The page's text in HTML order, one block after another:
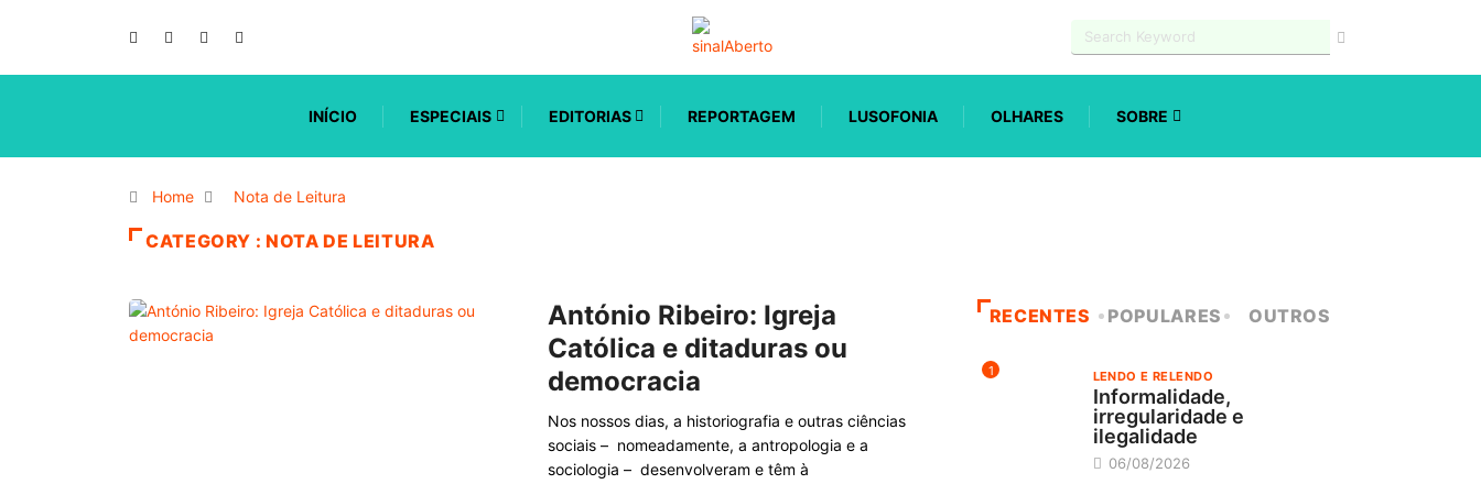
INÍCIO ESPECIAIS EDITORIAS REPORTAGEM LUSOFONIA OLHARES SOBRE
Home Nota de Leitura
CATEGORY : NOTA DE LEITURA
António Ribeiro: Igreja
Católica e ditaduras ou
democracia
Nos nossos dias, a historiografia e outras ciências
sociais – nomeadamente, a antropologia e a
sociologia – desenvolveram e têm à
RECENTES POPULARES OUTROS
1 LENDO E RELENDO
Informalidade,
irregularidade e
ilegalidade
06/08/2026